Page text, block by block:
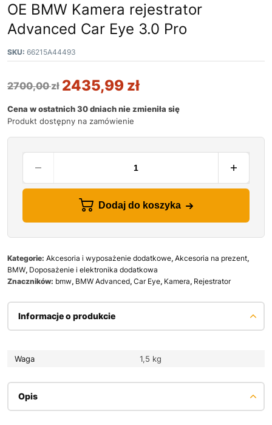
OE BMW Kamera rejestrator
Advanced Car Eye 3.0 Pro
SKU: 66215A44493
2700,00zł 2435,99 zł
Cena w ostatnich 30 dniach nie zmieniła się
Produkt dostępny na zamówienie
Dodaj do koszyka
Kategorie: Akcesoria i wyposażenie dodatkowe, Akcesoria na prezent,
BMW, Doposażenie i elektronika dodatkowa
Znaczników: bmw, BMW Advanced, Car Eye, Kamera, Rejestrator
Informacje o produkcie
Waga 1,5 kg
Opis